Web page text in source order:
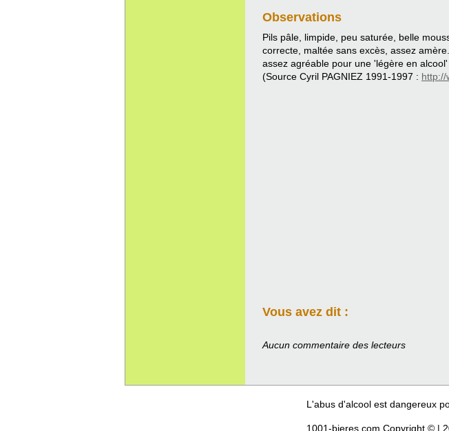
Observations
Pils pâle, limpide, peu saturée, belle
correcte, maltée sans excès, assez
assez agréable pour une 'légère en alcool'
(Source Cyril PAGNIEZ 1991-1997 : http://
Vous avez dit :
Aucun commentaire des lecteurs
L'abus d'alcool est dangereux
1001-bieres.com Copyright © |